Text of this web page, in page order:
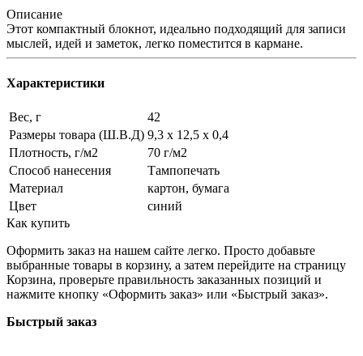
Описание
Этот компактный блокнот, идеально подходящий для записи
мыслей, идей и заметок, легко поместится в кармане.
Характеристики
Вес, г
42
Размеры товара (Ш.В.Д) 9,3 х 12,5 х 0,4
Плотность, г/м2
70 г/м2
Способ нанесения
Тампопечать
Материал
картон, бумага
Цвет
синий
Как купить
Оформить заказ на нашем сайте легко. Просто добавьте
выбранные товары в корзину, а затем перейдите на страницу
Корзина, проверьте правильность заказанных позиций и
нажмите кнопку «Оформить заказ» или «Быстрый заказ».
Быстрый заказ